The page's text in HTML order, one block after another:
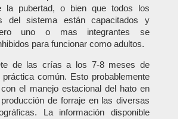
la pubertad, o bien que todos los
del sistema están capacitados y
uno o mas integrantes se
para funcionar como adultos.
de las crías a los 7-8 meses de
común. Esto probablemente
el manejo estacional del hato en
de forraje en las diversas
La información disponible